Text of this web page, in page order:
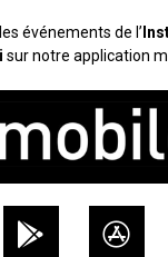
événements de l’
sur notre application